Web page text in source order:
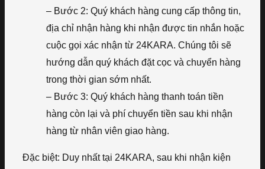
– Bước 2: Quý khách hàng cung cấp thông tin,
địa chỉ nhận hàng khi nhận được tin nhắn hoặc
cuộc gọi xác nhận từ 24KARA. Chúng tôi sẽ
hướng dẫn quý khách đặt cọc và chuyển hàng
trong thời gian sớm nhất.
– Bước 3: Quý khách hàng thanh toán tiền
hàng còn lại và phí chuyển tiền sau khi nhận
hàng từ nhân viên giao hàng.
Đặc biệt: Duy nhất tại 24KARA, sau khi nhận kiện